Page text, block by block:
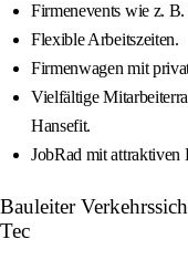
Firmenevents wie z.
Flexible Arbeitszeiten.
Firmenwagen mit
Vielfältige
Hansefit.
JobRad mit attraktiven
Bauleiter
Tec